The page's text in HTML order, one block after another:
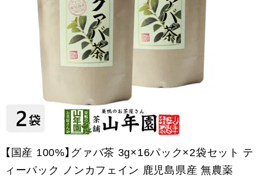
【国産 100%】グァバ茶 3g×16パック×2袋セット テ
ィーパック ノンカフェイン 鹿児島県産 無農薬